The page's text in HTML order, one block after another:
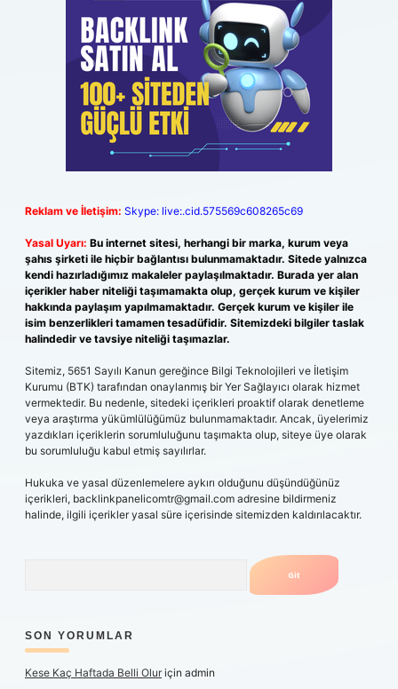
Reklam ve İletişim: Skype: live:.cid.575569c608265c69
Yasal Uyarı: Bu internet sitesi, herhangi bir marka, kurum veya
şahıs şirketi ile hiçbir bağlantısı bulunmamaktadır. Sitede yalnızca
kendi hazırladığımız makaleler paylaşılmaktadır. Burada yer alan
içerikler haber niteliği taşımamakta olup, gerçek kurum ve kişiler
hakkında paylaşım yapılmamaktadır. Gerçek kurum ve kişiler ile
isim benzerlikleri tamamen tesadüfidir. Sitemizdeki bilgiler taslak
halindedir ve tavsiye niteliği taşımazlar.
Sitemiz, 5651 Sayılı Kanun gereğince Bilgi Teknolojileri ve İletişim
Kurumu (BTK) tarafından onaylanmış bir Yer Sağlayıcı olarak hizmet
vermektedir. Bu nedenle, sitedeki içerikleri proaktif olarak denetleme
veya araştırma yükümlülüğümüz bulunmamaktadır. Ancak, üyelerimiz
yazdıkları içeriklerin sorumluluğunu taşımakta olup, siteye üye olarak
bu sorumluluğu kabul etmiş sayılırlar.
Hukuka ve yasal düzenlemelere aykırı olduğunu düşündüğünüz
içerikleri, backlinkpanelicomtr@gmail.com adresine bildirmeniz
halinde, ilgili içerikler yasal süre içerisinde sitemizden kaldırılacaktır.
SON YORUMLAR
Kese Kaç Haftada Belli Oluriçin admin